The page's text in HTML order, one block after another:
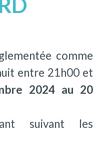
comme
entre 21h00 et
2024 au 20
suivant les